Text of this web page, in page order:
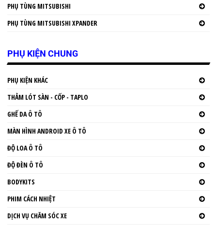
PHỤ TÙNG MITSUBISHI
PHỤ TÙNG MITSUBISHI XPANDER
PHỤ KIỆN CHUNG
PHỤ KIỆN KHÁC
THẢM LÓT SÀN - CỐP - TAPLO
GHẾ DA Ô TÔ
MÀN HÌNH ANDROID XE Ô TÔ
ĐỘ LOA Ô TÔ
ĐỘ ĐÈN Ô TÔ
BODYKITS
PHIM CÁCH NHIỆT
DỊCH VỤ CHĂM SÓC XE